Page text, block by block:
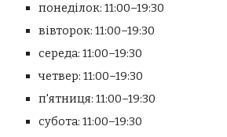
понеділок: 11:00–19:30
вівторок: 11:00–19:30
середа: 11:00–19:30
четвер: 11:00–19:30
п'ятниця: 11:00–19:30
субота: 11:00–19:30